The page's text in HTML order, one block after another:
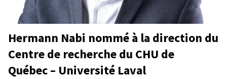
Hermann Nabi nommé à la direction du
Centre de recherche du CHU de
Québec – Université Laval